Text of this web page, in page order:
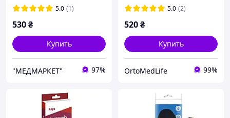
5.0 (1)
530₴
Купить
"МЕДМАРКЕТ" 97%
5.0 (2)
520₴
Купить
OrtoMedLife 99%